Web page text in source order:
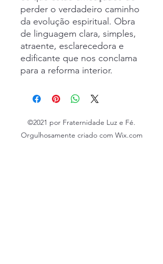
perder o verdadeiro caminho
da evolução espiritual. Obra
de linguagem clara, simples,
atraente, esclarecedora e
edificante que nos conclama
para a reforma interior.
©2021 por Fraternidade Luz e Fé.
Orgulhosamente criado com Wix.com